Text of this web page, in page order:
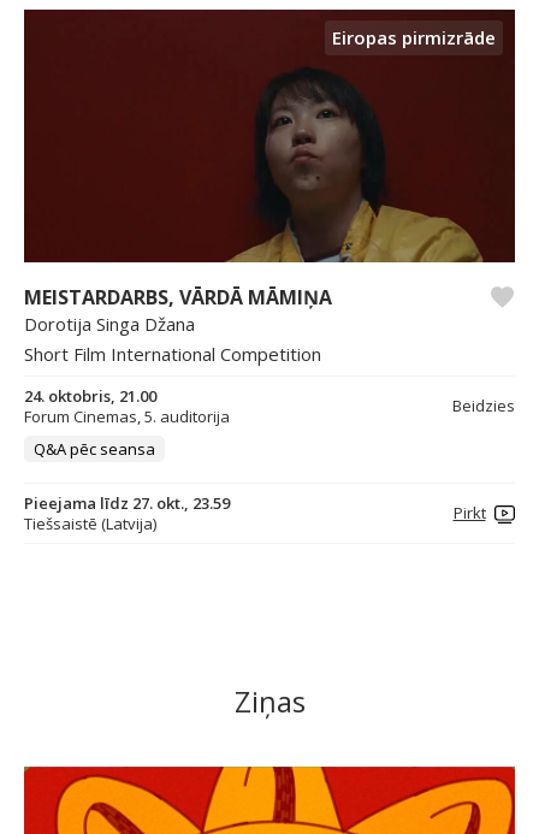
Eiropas pirmizrāde
MEISTARDARBS, VĀRDĀ MĀMIŅA
Dorotija Singa Džana
Short Film International Competition
24. oktobris, 21.00
Forum Cinemas, 5. auditorija
Beidzies
Q&A pēc seansa
Pieejama līdz 27. okt., 23.59
Tiešsaistē (Latvija)
Pirkt
Ziņas